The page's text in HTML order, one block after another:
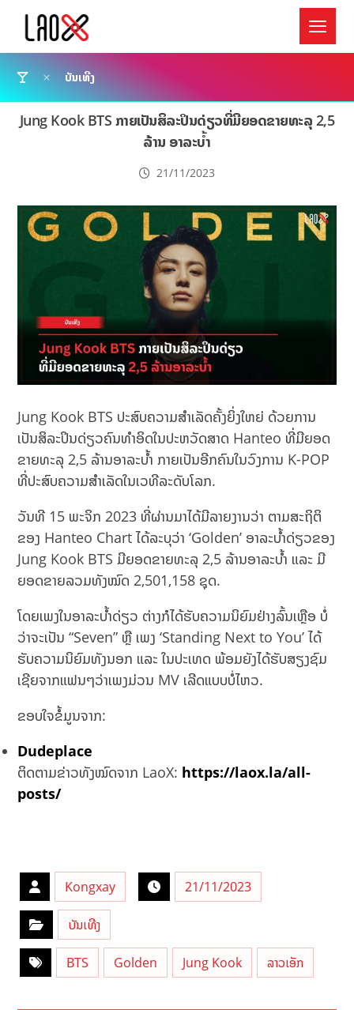
ບັນເທີງ
Jung Kook BTS ກາຍເປັນສິລະປິນດ່ຽວທີ່ມີຍອດຂາຍທະລຸ 2,5
ລ້ານ ອາລະບ້ຳ
21/11/2023
Jung Kook BTS ປະສົບຄວາມສຳເລັດຄັ້ງຍິ່ງໃຫຍ່ ດ້ວຍການ
ເປັນສິລະປິນດ່ຽວຄົນທຳອິດໃນປະຫວັດສາດ Hanteo ທີ່ມີຍອດ
ຂາຍທະລຸ 2,5 ລ້ານອາລະບ້ຳ ກາຍເປັນອີກຄົນໃນວົງການ K-POP
ທີ່ປະສົບຄວາມສຳເລັດໃນເວທີລະດັບໂລກ.
ວັນທີ 15 ພະຈິກ 2023 ທີ່ຜ່ານມາໄດ້ມີລາຍງານວ່າ ຕາມສະຖິຕິ
ຂອງ Hanteo Chart ໄດ້ລະບຸວ່າ ‘Golden’ ອາລະບ້ຳດ່ຽວຂອງ
Jung Kook BTS ມີຍອດຂາຍທະລຸ 2,5 ລ້ານອາລະບ້ຳ ແລະ ມີ
ຍອດຂາຍລວມທັງໝົດ 2,501,158 ຊຸດ.
ໂດຍເພງໃນອາລະບ້ຳດ່ຽວ ຕ່າງກໍໄດ້ຮັບຄວາມນິຍົມຢ່າງລົ້ນເຫຼືອ ບໍ່
ວ່າຈະເປັນ “Seven” ຫຼື ເພງ ‘Standing Next to You’ ໄດ້
ຮັບຄວາມນິຍົມທັງນອກ ແລະ ໃນປະເທດ ພ້ອມຍັງໄດ້ຮັບສຽງຊົມ
ເຊີຍຈາກແຟນໆວ່າເພງມ່ວນ MV ເລີດແບບບໍ່ໄຫວ.
ຂອບໃຈຂໍ້ມູນຈາກ:
Dudeplace
ຕິດຕາມຂ່າວທັງໝົດຈາກ LaoX: https://laox.la/all-
posts/
Kongxay 21/11/2023
ບັນເທີງ
BTS Golden Jung Kook ລາວເອັກ